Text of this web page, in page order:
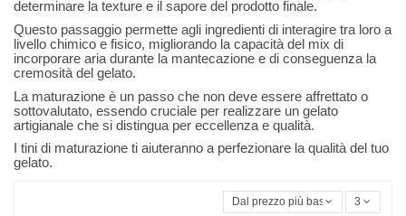
determinare la texture e il sapore del prodotto finale.
Questo passaggio permette agli ingredienti di interagire tra loro a
livello chimico e fisico, migliorando la capacità del mix di
incorporare aria durante la mantecazione e di conseguenza la
cremosità del gelato.
La maturazione è un passo che non deve essere affrettato o
sottovalutato, essendo cruciale per realizzare un gelato
artigianale che si distingua per eccellenza e qualità.
I tini di maturazione ti aiuteranno a perfezionare la qualità del tuo
gelato.
Dal prezzo più basso 3